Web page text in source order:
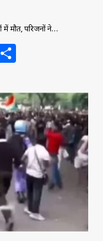
में मौत, परिजनों ने…
ar
e